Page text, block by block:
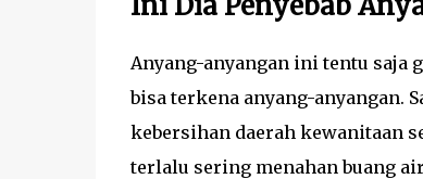
Anyang-anyangan ini tentu saja
bisa terkena anyang-anyangan.
kebersihan daerah kewanitaan
terlalu sering menahan buang